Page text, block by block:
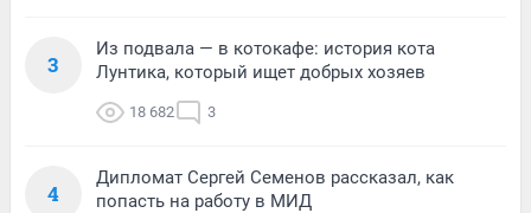
3
Из подвала — в котокафе: история кота
Лунтика, который ищет добрых хозяев
18 682 3
4
Дипломат Сергей Семенов рассказал, как
попасть на работу в МИД